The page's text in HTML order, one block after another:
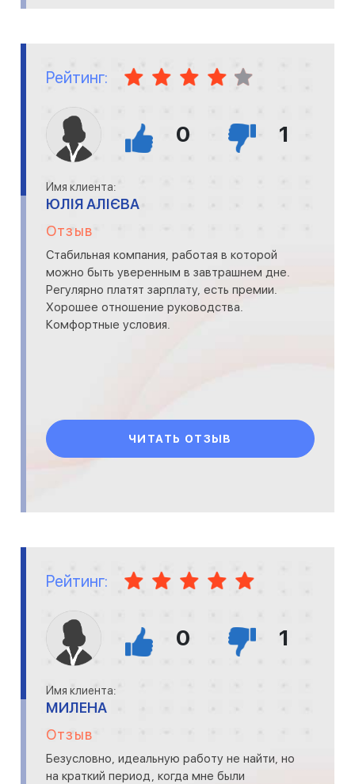
Рейтинг:
0 1
Имя клиента:
ЮЛІЯ АЛІЄВА
Отзыв
Стабильная компания, работая в которой
можно быть уверенным в завтрашнем дне.
Регулярно платят зарплату, есть премии.
Хорошее отношение руководства.
Комфортные условия.
ЧИТАТЬ ОТЗЫВ
Рейтинг:
0 1
Имя клиента:
МИЛЕНА
Отзыв
Безусловно, идеальную работу не найти, но
на краткий период, когда мне были